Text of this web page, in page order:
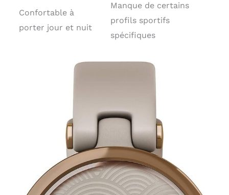
Confortable à
porter jour et nuit
Manque de certains
profils sportifs
spécifiques